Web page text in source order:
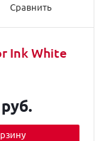
Сравнить
Ink White